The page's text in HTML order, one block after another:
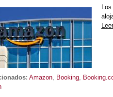
Amazon, Booking,